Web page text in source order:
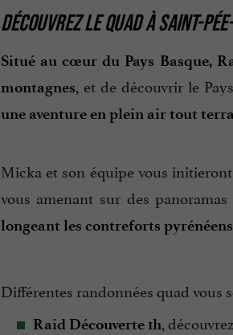
DÉCOUVREZ LE QUAD À SAINT-
Situé au cœur du Pays Basque,
montagnes, et de découvrir le
une aventure en plein air tout
Micka et son équipe vous
vous amenant sur des
longeant les contreforts pyrénéens
Différentes randonnées quad vous
Raid Découverte 1h,